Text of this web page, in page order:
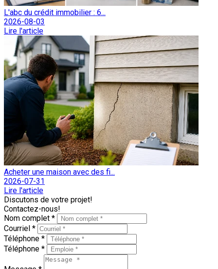
L'abc du crédit immobilier : 6...
2026-08-03
Lire l'article
Acheter une maison avec des fi...
2026-07-31
Lire l'article
Discutons de votre projet!
Contactez-nous!
Nom complet *
Courriel *
Téléphone *
Téléphone *